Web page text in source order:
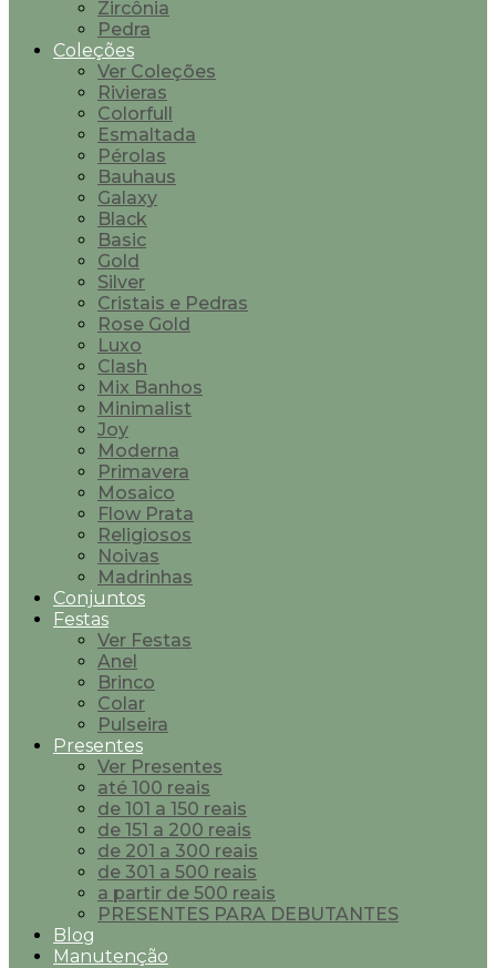
Zircônia
Pedra
Coleções
Ver Coleções
Rivieras
Colorfull
Esmaltada
Pérolas
Bauhaus
Galaxy
Black
Basic
Gold
Silver
Cristais e Pedras
Rose Gold
Luxo
Clash
Mix Banhos
Minimalist
Joy
Moderna
Primavera
Mosaico
Flow Prata
Religiosos
Noivas
Madrinhas
Conjuntos
Festas
Ver Festas
Anel
Brinco
Colar
Pulseira
Presentes
Ver Presentes
até 100 reais
de 101 a 150 reais
de 151 a 200 reais
de 201 a 300 reais
de 301 a 500 reais
a partir de 500 reais
PRESENTES PARA DEBUTANTES
Blog
Manutenção